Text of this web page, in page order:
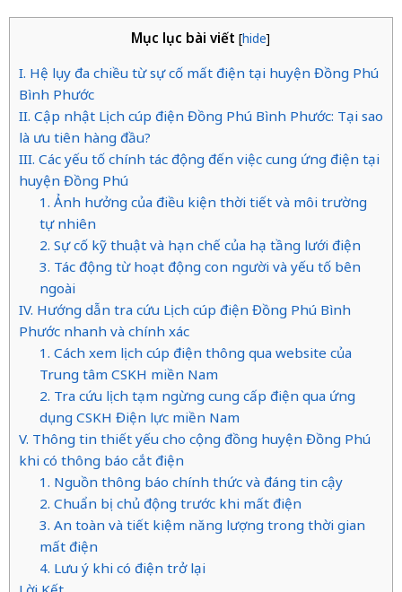
Mục lục bài viết [hide]
I. Hệ lụy đa chiều từ sự cố mất điện tại huyện Đồng Phú
Bình Phước
II. Cập nhật Lịch cúp điện Đồng Phú Bình Phước: Tại sao
là ưu tiên hàng đầu?
III. Các yếu tố chính tác động đến việc cung ứng điện tại
huyện Đồng Phú
1. Ảnh hưởng của điều kiện thời tiết và môi trường
tự nhiên
2. Sự cố kỹ thuật và hạn chế của hạ tầng lưới điện
3. Tác động từ hoạt động con người và yếu tố bên
ngoài
IV. Hướng dẫn tra cứu Lịch cúp điện Đồng Phú Bình
Phước nhanh và chính xác
1. Cách xem lịch cúp điện thông qua website của
Trung tâm CSKH miền Nam
2. Tra cứu lịch tạm ngừng cung cấp điện qua ứng
dụng CSKH Điện lực miền Nam
V. Thông tin thiết yếu cho cộng đồng huyện Đồng Phú
khi có thông báo cắt điện
1. Nguồn thông báo chính thức và đáng tin cậy
2. Chuẩn bị chủ động trước khi mất điện
3. An toàn và tiết kiệm năng lượng trong thời gian
mất điện
4. Lưu ý khi có điện trở lại